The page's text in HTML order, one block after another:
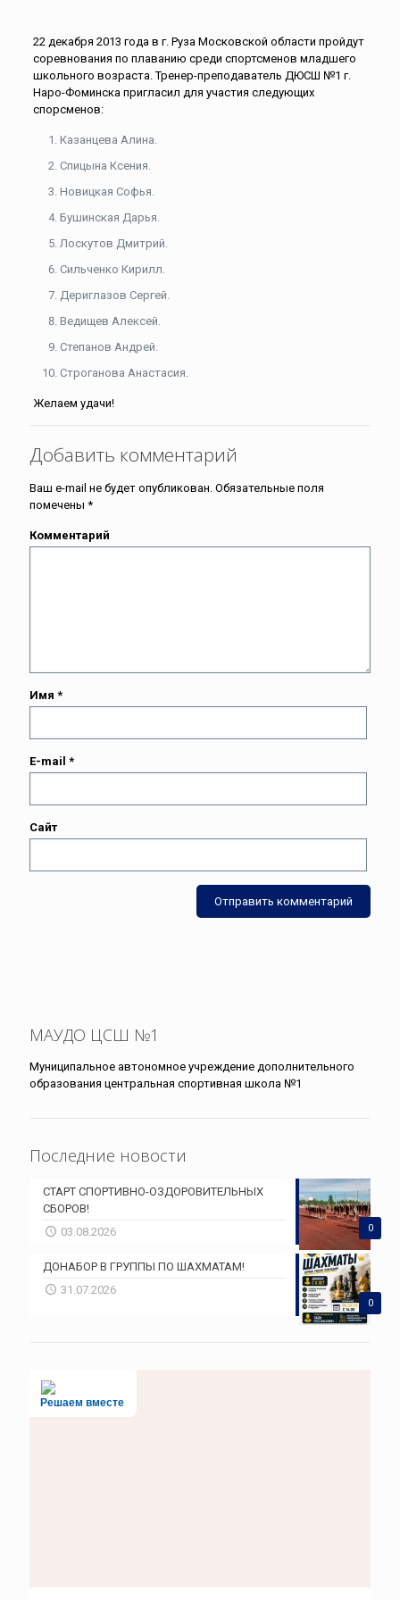
22 декабря 2013 года в г. Руза Московской области пройдут
соревнования по плаванию среди спортсменов младшего
школьного возраста. Тренер-преподаватель ДЮСШ №1 г.
Наро-Фоминска пригласил для участия следующих
спорсменов:
Казанцева Алина.
Спицына Ксения.
Новицкая Софья.
Бушинская Дарья.
Лоскутов Дмитрий.
Сильченко Кирилл.
Дериглазов Сергей.
Ведищев Алексей.
Степанов Андрей.
Строганова Анастасия.
Желаем удачи!
Добавить комментарий
Ваш e-mail не будет опубликован. Обязательные поля
помечены *
Комментарий
Имя *
E-mail *
Сайт
МАУДО ЦСШ №1
Муниципальное автономное учреждение дополнительного
образования центральная спортивная школа №1
Последние новости
0
СТАРТ СПОРТИВНО-ОЗДОРОВИТЕЛЬНЫХ
СБОРОВ!
03.08.2026
0
ДОНАБОР В ГРУППЫ ПО ШАХМАТАМ!
31.07.2026
Решаем вместе